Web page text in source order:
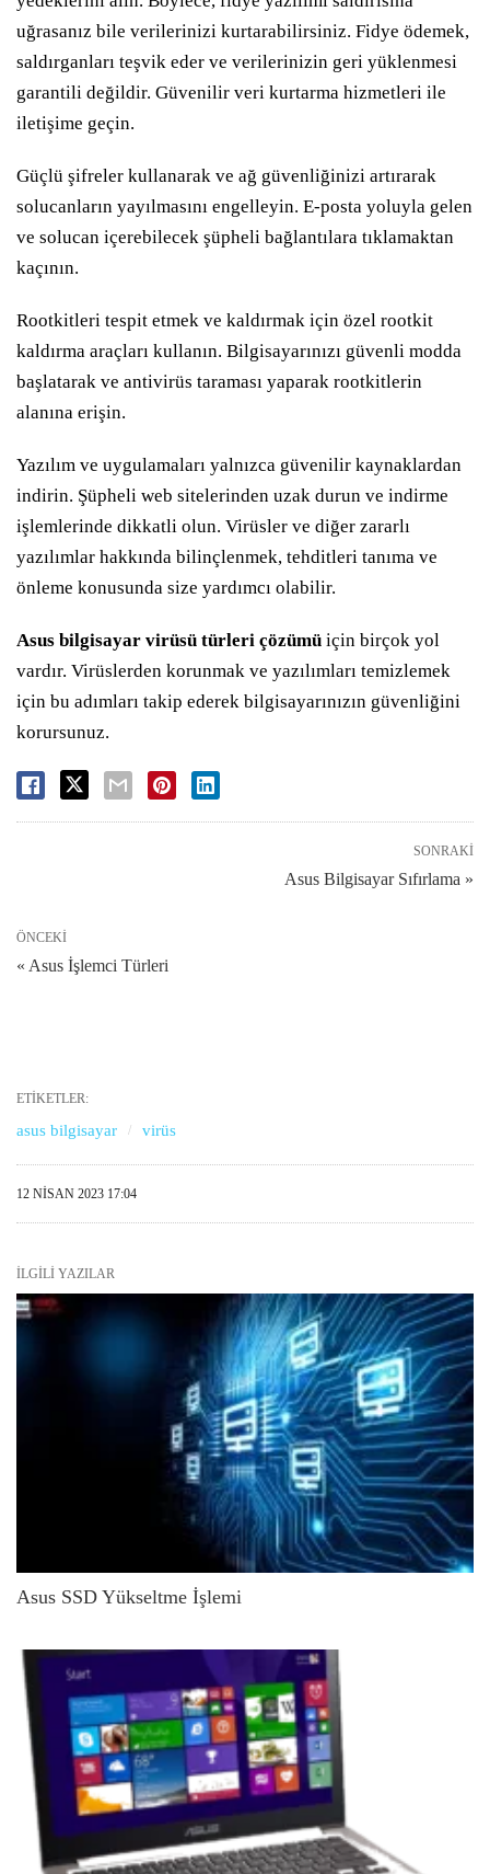
uğrasanız bile verilerinizi kurtarabilirsiniz. Fidye ödemek,
saldırganları teşvik eder ve verilerinizin geri yüklenmesi
garantili değildir. Güvenilir veri kurtarma hizmetleri ile
iletişime geçin.
Güçlü şifreler kullanarak ve ağ güvenliğinizi artırarak
solucanların yayılmasını engelleyin. E-posta yoluyla gelen
ve solucan içerebilecek şüpheli bağlantılara tıklamaktan
kaçının.
Rootkitleri tespit etmek ve kaldırmak için özel rootkit
kaldırma araçları kullanın. Bilgisayarınızı güvenli modda
başlatarak ve antivirüs taraması yaparak rootkitlerin
alanına erişin.
Yazılım ve uygulamaları yalnızca güvenilir kaynaklardan
indirin. Şüpheli web sitelerinden uzak durun ve indirme
işlemlerinde dikkatli olun. Virüsler ve diğer zararlı
yazılımlar hakkında bilinçlenmek, tehditleri tanıma ve
önleme konusunda size yardımcı olabilir.
Asus bilgisayar virüsü türleri çözümü için birçok yol
vardır. Virüslerden korunmak ve yazılımları temizlemek
için bu adımları takip ederek bilgisayarınızın güvenliğini
korursunuz.
SONRAKI
Asus Bilgisayar Sıfırlama »
ÖNCEKI
« Asus İşlemci Türleri
ETIKETLER:
asus bilgisayar virüs
12 NISAN 2023 17:04
İLGILI YAZILAR
Asus SSD Yükseltme İşlemi